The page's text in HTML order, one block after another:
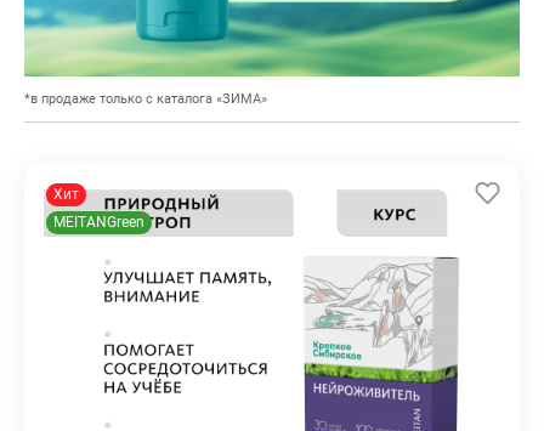
*в продаже только с каталога «ЗИМА»
Хит
MEITANGreen